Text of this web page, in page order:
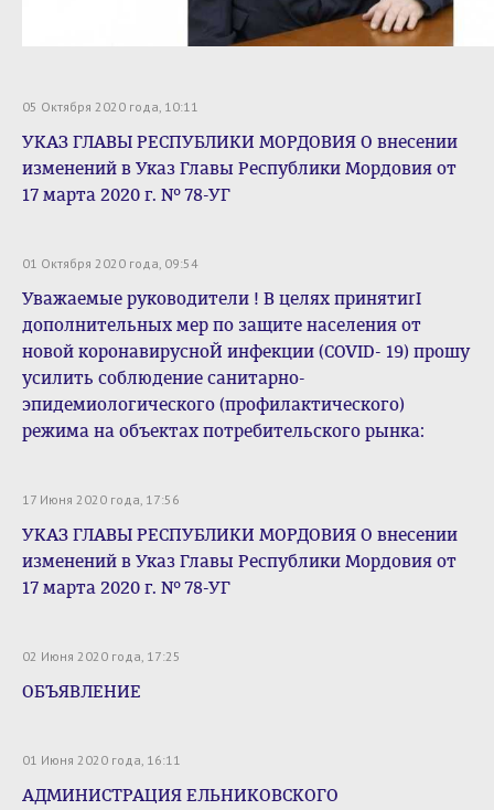
05 Октября 2020 года, 10:11
УКАЗ ГЛАВЫ РЕСПУБЛИКИ МОРДОВИЯ О внесении
изменений в Указ Главы Республики Мордовия от
17 марта 2020 г. № 78-УГ
01 Октября 2020 года, 09:54
Уважаемые руководители ! В целях принятиrI
дополнительных мер по защите населения от
новой коронавирусноЙ инфекции (COVID- 19) прошу
усилить соблюдение санитарно-
эпидемиологического (профилактического)
режима на объектах потребительского рынка:
17 Июня 2020 года, 17:56
УКАЗ ГЛАВЫ РЕСПУБЛИКИ МОРДОВИЯ О внесении
изменений в Указ Главы Республики Мордовия от
17 марта 2020 г. № 78-УГ
02 Июня 2020 года, 17:25
ОБЪЯВЛЕНИЕ
01 Июня 2020 года, 16:11
АДМИНИСТРАЦИЯ ЕЛЬНИКОВСКОГО